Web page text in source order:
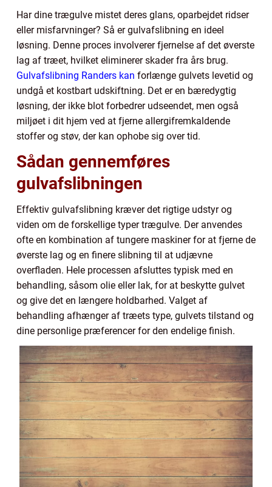
Har dine trægulve mistet deres glans, oparbejdet ridser
eller misfarvninger? Så er gulvafslibning en ideel
løsning. Denne proces involverer fjernelse af det øverste
lag af træet, hvilket eliminerer skader fra års brug.
Gulvafslibning Randers kan forlænge gulvets levetid og
undgå et kostbart udskiftning. Det er en bæredygtig
løsning, der ikke blot forbedrer udseendet, men også
miljøet i dit hjem ved at fjerne allergifremkaldende
stoffer og støv, der kan ophobe sig over tid.
Sådan gennemføres
gulvafslibningen
Effektiv gulvafslibning kræver det rigtige udstyr og
viden om de forskellige typer trægulve. Der anvendes
ofte en kombination af tungere maskiner for at fjerne de
øverste lag og en finere slibning til at udjævne
overfladen. Hele processen afsluttes typisk med en
behandling, såsom olie eller lak, for at beskytte gulvet
og give det en længere holdbarhed. Valget af
behandling afhænger af træets type, gulvets tilstand og
dine personlige præferencer for den endelige finish.